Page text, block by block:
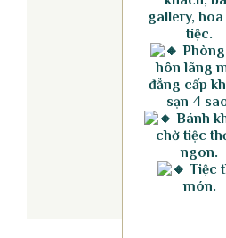
gallery, hoa
tiệc.
hôn lãng
đẳng cấp
sạn 4
Bánh
chờ tiệc
ngon.
Tiệc
món.